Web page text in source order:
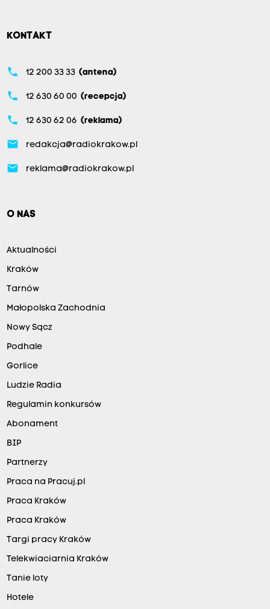
KONTAKT
phone 12 200 33 33 (antena)
phone 12 630 60 00 (recepcja)
phone 12 630 62 06 (reklama)
email redakcja@radiokrakow.pl
email reklama@radiokrakow.pl
O NAS
Aktualności
Kraków
Tarnów
Małopolska Zachodnia
Nowy Sącz
Podhale
Gorlice
Ludzie Radia
Regulamin konkursów
Abonament
BIP
Partnerzy
Praca na Pracuj.pl
Praca Kraków
Praca Kraków
Targi pracy Kraków
Telekwiaciarnia Kraków
Tanie loty
Hotele